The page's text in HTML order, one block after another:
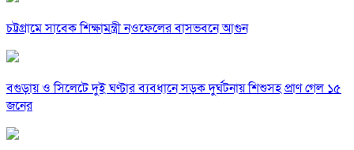
চট্টগ্রামে সাবেক শিক্ষামন্ত্রী নওফেলের বাসভবনে আগুন
বগুড়ায় ও সিলেটে দুই ঘণ্টার ব্যবধানে সড়ক দুর্ঘটনায় শিশুসহ প্রাণ গেল ১৫
জনের